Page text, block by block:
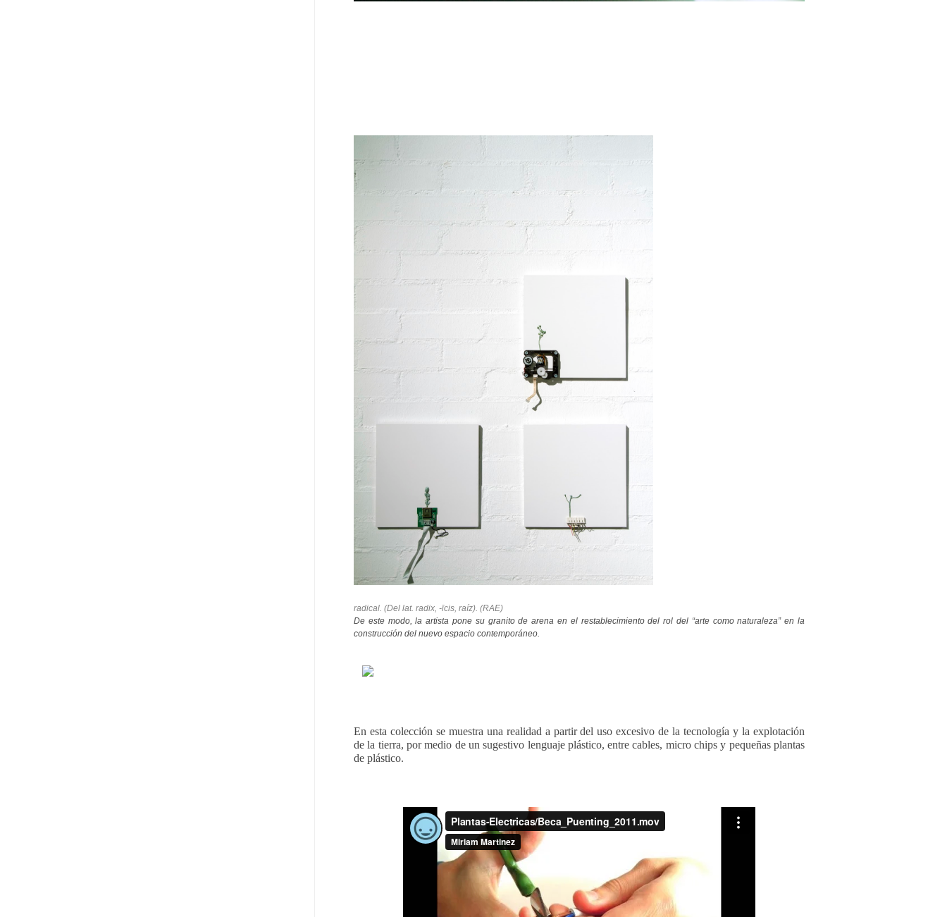
radical. (Del lat. radix, -īcis, raíz). (RAE)
De este modo, la artista pone su granito de arena en el restablecimiento del rol del “arte como naturaleza” en la
construcción del nuevo espacio contemporáneo.
En esta colección se muestra una realidad a partir del uso excesivo de la tecnología y la explotación
de la tierra, por medio de un sugestivo lenguaje plástico, entre cables, micro chips y pequeñas plantas
de plástico.